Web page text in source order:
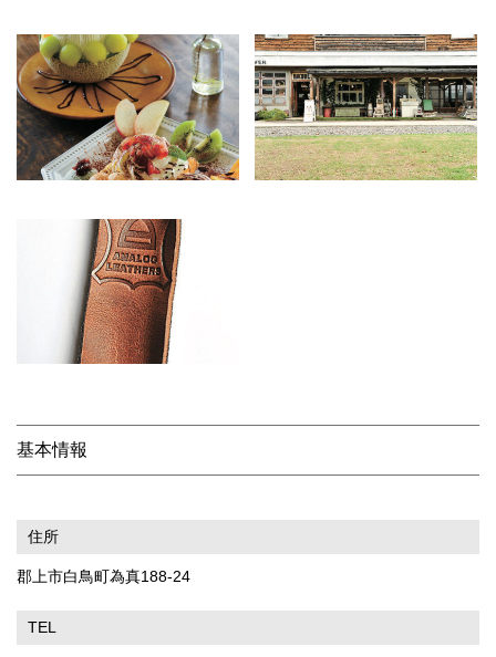
基本情報
住所
郡上市白鳥町為真188-24
TEL